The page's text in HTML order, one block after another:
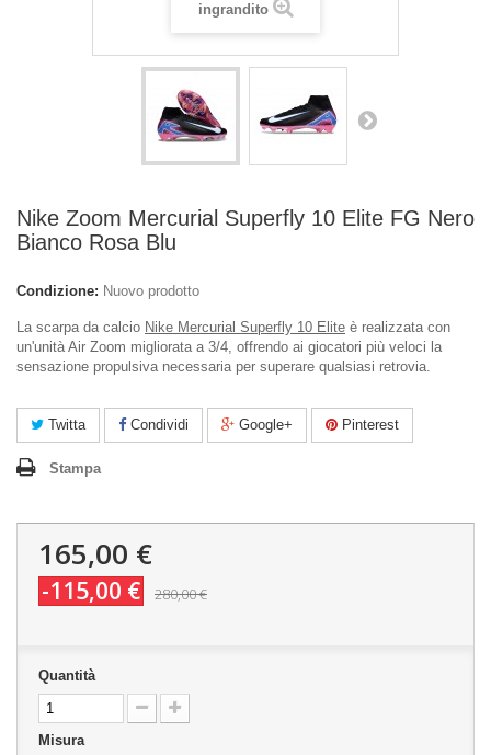
ingrandito
Nike Zoom Mercurial Superfly 10 Elite FG Nero
Bianco Rosa Blu
Condizione: Nuovo prodotto
La scarpa da calcio Nike Mercurial Superfly 10 Elite è realizzata con
un'unità Air Zoom migliorata a 3/4, offrendo ai giocatori più veloci la
sensazione propulsiva necessaria per superare qualsiasi retrovia.
Twitta Condividi Google+ Pinterest
Stampa
165,00 €
-115,00 € 280,00 €
Quantità
Misura